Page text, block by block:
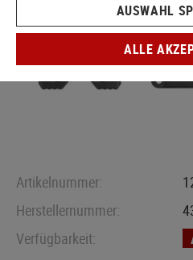
Artikelnummer:
Herstellernummer:
Verfügbarkeit:
AUSWAHL
ALLE